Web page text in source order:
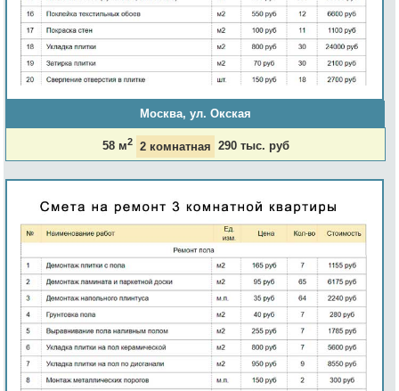
Москва, ул. Окская
58 м2 2 комнатная 290 тыс. руб